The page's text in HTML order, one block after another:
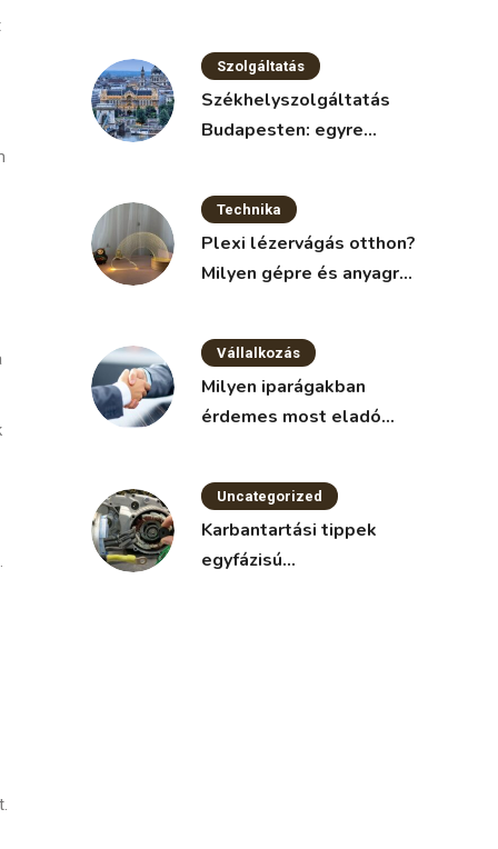
Szolgáltatás
Székhelyszolgáltatás
Budapesten: egyre
vállalkozások körében
Technika
Plexi lézervágás otthon?
Milyen gépre és anyagra
Vállalkozás
Milyen iparágakban
érdemes most eladó
Uncategorized
Karbantartási tippek
egyfázisú